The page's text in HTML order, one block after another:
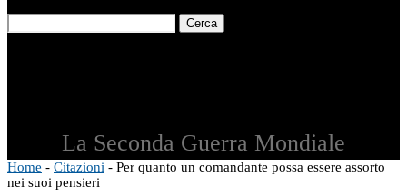
Cerca
La Seconda Guerra Mondiale
Home - Citazioni - Per quanto un comandante possa essere assorto
nei suoi pensieri